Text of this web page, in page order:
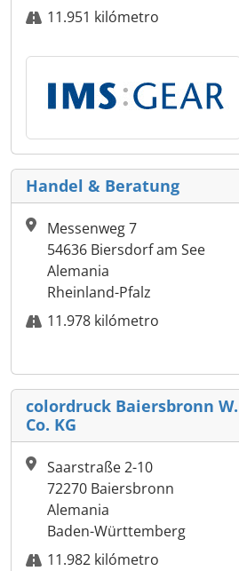
11.951 kilómetro
Handel & Beratung
Messenweg 7
54636 Biersdorf am See
Alemania
Rheinland-Pfalz
11.978 kilómetro
colordruck Baiersbronn
Co. KG
Saarstraße 2-10
72270 Baiersbronn
Alemania
Baden-Württemberg
11.982 kilómetro